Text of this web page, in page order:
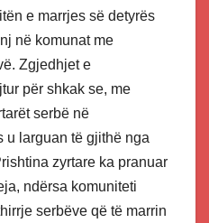
e marrjes së detyrës
në komunat me
Zgjedhjet e
për shkak se, me
serbë në
u larguan të gjithë nga
zyrtare ka pranuar
ndërsa komuniteti
serbëve që të marrin